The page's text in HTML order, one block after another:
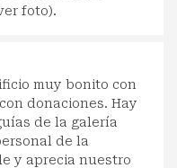
foto).
muy bonito con
donaciones. Hay
de la galería
de la
y aprecia nuestro